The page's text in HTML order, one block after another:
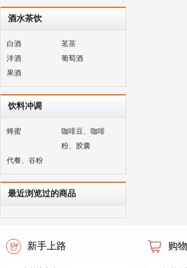
酒水茶饮
白酒
茗茶
洋酒
葡萄酒
果酒
饮料冲调
蜂蜜
咖啡豆、咖啡
粉、胶囊
代餐、谷粉
最近浏览过的商品
新手上路 购